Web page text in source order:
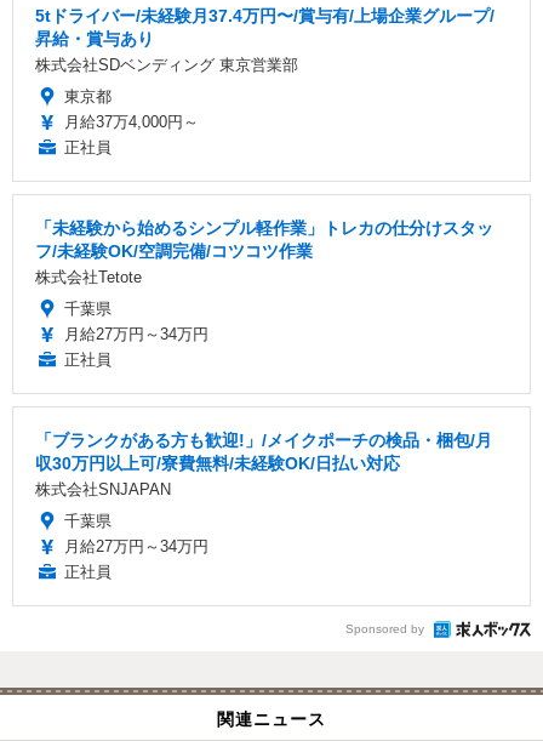
5tドライバー/未経験月37.4万円〜/賞与有/上場企業グループ/
昇給・賞与あり
株式会社SDベンディング 東京営業部
東京都
月給37万4,000円～
正社員
「未経験から始めるシンプル軽作業」トレカの仕分けスタッ
フ/未経験OK/空調完備/コツコツ作業
株式会社Tetote
千葉県
月給27万円～34万円
正社員
「ブランクがある方も歓迎!」/メイクポーチの検品・梱包/月
収30万円以上可/寮費無料/未経験OK/日払い対応
株式会社SNJAPAN
千葉県
月給27万円～34万円
正社員
Sponsored by
関連ニュース